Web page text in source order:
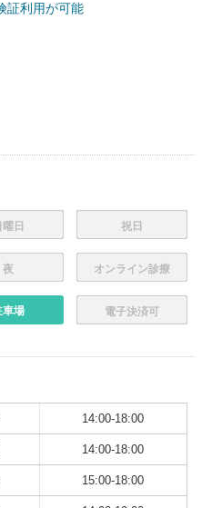
証利用が可能
曜日 祝日
夜 オンライン診療
車場 電子決済可
14:00-18:00
14:00-18:00
15:00-18:00